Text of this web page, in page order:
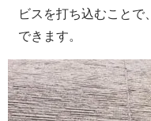
ビスを打ち込むこと
できます。